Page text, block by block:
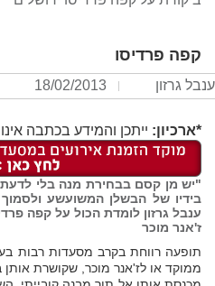
קפה פרדיסו
ענבל גרזון 18/02/2013
*ארכיון: ייתכן והמידע בכתבה
"יש מן קסם בבחירת מנה בלי
בידיו של הבשלן המשועשע
ענבל גרזון לומדת הכול על קפה
ז'אנר מוכר
תופעה רווחת בקרב מסעדות רבות
ממוקד או לז'אנר מוכר, שקושרת